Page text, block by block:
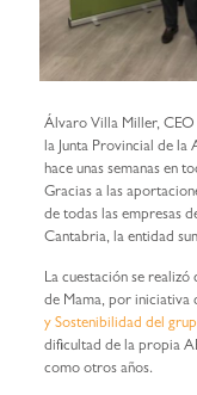
Álvaro Villa Miller, CEO
la Junta Provincial de
hace unas semanas en
Gracias a las
de todas las empresas
Cantabria, la entidad
La cuestación se
de Mama, por iniciativa
y Sostenibilidad del
dificultad de la propia
como otros años.